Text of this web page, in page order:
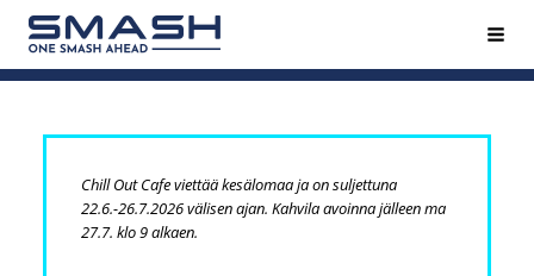
Siirry
sivun
sisältöön
Smash ry - Suomen suurin mailapeliseura
Chill Out Cafe viettää kesälomaa ja on suljettuna
22.6.-26.7.2026 välisen ajan. Kahvila avoinna jälleen ma
27.7. klo 9 alkaen.